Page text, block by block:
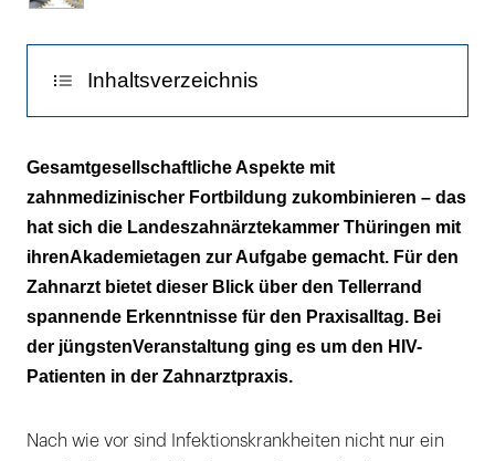
Inhaltsverzeichnis
Infektion abhängig von Viruslast des
Materials
Abweisung von Infizierten nicht akzeptabel
Gesamtgesellschaftliche Aspekte mit
zahnmedizinischer Fortbildung zukombinieren – das
hat sich die Landeszahnärztekammer Thüringen mit
ihrenAkademietagen zur Aufgabe gemacht. Für den
Zahnarzt bietet dieser Blick über den Tellerrand
spannende Erkenntnisse für den Praxisalltag. Bei
der jüngstenVeranstaltung ging es um den HIV-
Patienten in der Zahnarztpraxis.
Nach wie vor sind Infektionskrankheiten nicht nur ein